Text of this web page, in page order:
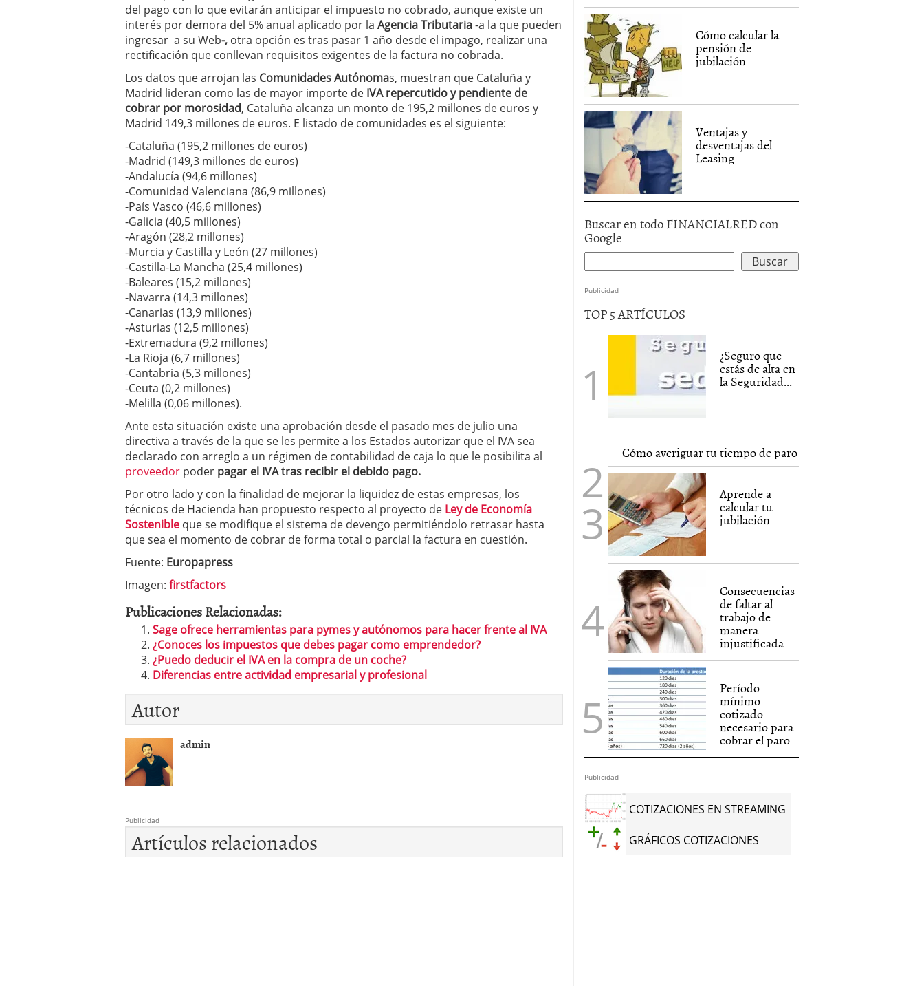
del pago con lo que evitarán anticipar el impuesto no cobrado, aunque existe un
interés por demora del 5% anual aplicado por la Agencia Tributaria-a la que pueden
ingresar a su Web-, otra opción es tras pasar 1 año desde el impago, realizar una
rectificación que conllevan requisitos exigentes de la factura no cobrada.
Los datos que arrojan las Comunidades Autónomas, muestran que Cataluña y
Madrid lideran como las de mayor importe de IVA repercutido y pendiente de
cobrar por morosidad, Cataluña alcanza un monto de 195,2 millones de euros y
Madrid 149,3 millones de euros. E listado de comunidades es el siguiente:
-Cataluña (195,2 millones de euros)
-Madrid (149,3 millones de euros)
-Andalucía (94,6 millones)
-Comunidad Valenciana (86,9 millones)
-País Vasco (46,6 millones)
-Galicia (40,5 millones)
-Aragón (28,2 millones)
-Murcia y Castilla y León (27 millones)
-Castilla-La Mancha (25,4 millones)
-Baleares (15,2 millones)
-Navarra (14,3 millones)
-Canarias (13,9 millones)
-Asturias (12,5 millones)
-Extremadura (9,2 millones)
-La Rioja (6,7 millones)
-Cantabria (5,3 millones)
-Ceuta (0,2 millones)
-Melilla (0,06 millones).
Ante esta situación existe una aprobación desde el pasado mes de julio una
directiva a través de la que se les permite a los Estados autorizar que el IVA sea
declarado con arreglo a un régimen de contabilidad de caja lo que le posibilita al
proveedor poder pagar el IVA tras recibir el debido pago.
Por otro lado y con la finalidad de mejorar la liquidez de estas empresas, los
técnicos de Hacienda han propuesto respecto al proyecto de Ley de Economía
Sostenible que se modifique el sistema de devengo permitiéndolo retrasar hasta
que sea el momento de cobrar de forma total o parcial la factura en cuestión.
Fuente: Europapress
Imagen: firstfactors
Publicaciones Relacionadas:
Sage ofrece herramientas para pymes y autónomos para hacer frente al IVA
¿Conoces los impuestos que debes pagar como emprendedor?
¿Puedo deducir el IVA en la compra de un coche?
Diferencias entre actividad empresarial y profesional
Autor
admin
Publicidad
Artículos relacionados
Cómo calcular la
pensión de
jubilación
Ventajas y
desventajas del
Leasing
Buscar en todo FINANCIALRED con
Google
Publicidad
TOP 5 ARTÍCULOS
¿Seguro que
estás de alta en
la Seguridad...
Cómo averiguar tu tiempo de paro
Aprende a
calcular tu
jubilación
Consecuencias
de faltar al
trabajo de
manera
injustificada
Período
mínimo
cotizado
necesario para
cobrar el paro
Publicidad
COTIZACIONES EN STREAMING
GRÁFICOS COTIZACIONES